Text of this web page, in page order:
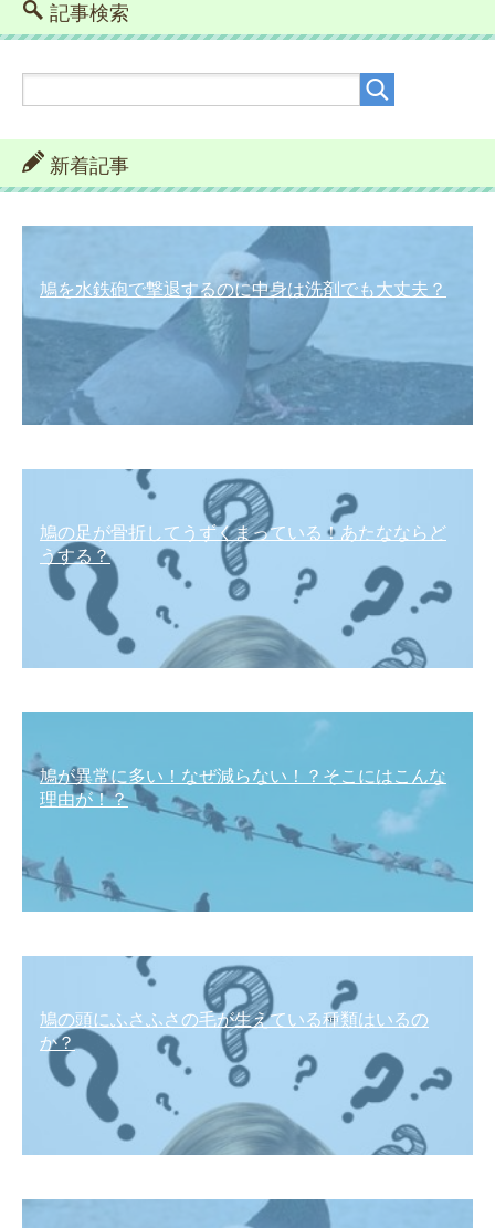
記事検索
新着記事
鳩を水鉄砲で撃退するのに中身は洗剤でも大丈夫？
鳩の足が骨折してうずくまっている！あたなならど
うする？
鳩が異常に多い！なぜ減らない！？そこにはこんな
理由が！？
鳩の頭にふさふさの毛が生えている種類はいるの
か？